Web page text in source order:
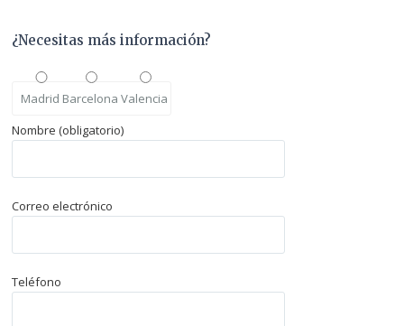
¿Necesitas más información?
Madrid Barcelona Valencia
Nombre (obligatorio)
Correo electrónico
Teléfono